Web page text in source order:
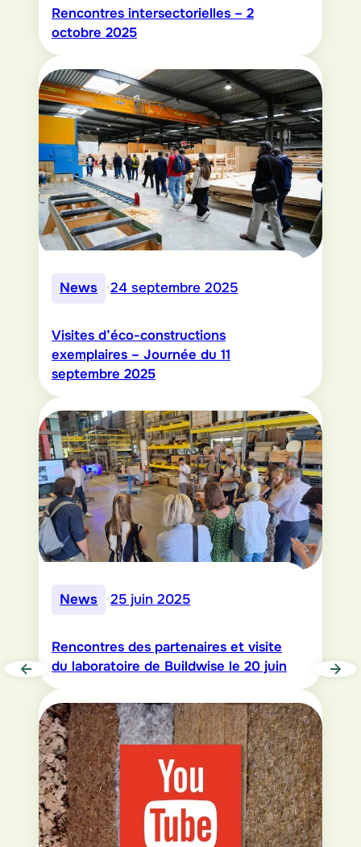
Rencontres intersectorielles – 2
octobre 2025
News •24 septembre 2025
Visites d’éco-constructions
exemplaires – Journée du 11
septembre 2025
News •25 juin 2025
Rencontres des partenaires et visite
du laboratoire de Buildwise le 20 juin